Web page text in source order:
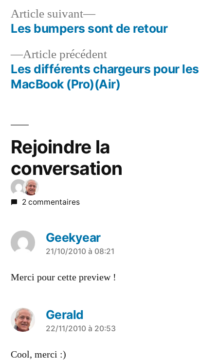
Navigation
de
l’article
Article précédentArticle
précédent :
Les différents chargeurs pour les
MacBook (Pro)(Air)
Article suivant
Article
suivant :
Les bumpers sont de retour
Rejoindre la
conversation
2 commentaires
Geekyear
a
dit :
21/10/2010 à 08:21
Merci pour cette preview !
Gerald
a
dit :
22/11/2010 à 20:53
Cool, merci :)